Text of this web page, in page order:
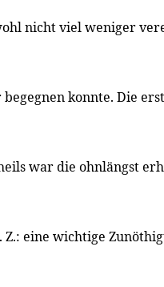
nicht viel weniger
konnte. Die
war die ohnlängst
eine wichtige